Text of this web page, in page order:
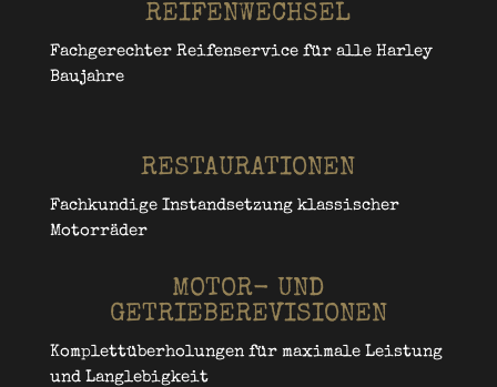
REIFENWECHSEL
Fachgerechter Reifenservice für alle Harley
Baujahre
RESTAURATIONEN
Fachkundige Instandsetzung klassischer
Motorräder
MOTOR- UND
GETRIEBEREVISIONEN
Komplettüberholungen für maximale Leistung
und Langlebigkeit